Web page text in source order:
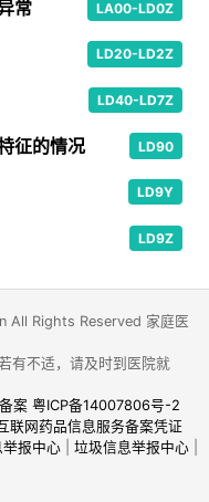
常 LA00-LD0Z
LD20-LD2Z
LD40-LD7Z
征的情况 LD90
LD9Y
LD9Z
Rights Reserved 家庭医
有不适，请及时到医院就
案 粤ICP备14007806号-2
联网药品信息服务备案凭证
报中心| 垃圾信息举报中心|